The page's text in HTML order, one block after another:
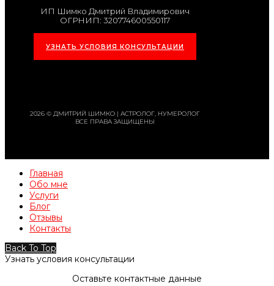
ИП Шимко Дмитрий Владимирович
ОГРНИП: 320774600550117
УЗНАТЬ УСЛОВИЯ КОНСУЛЬТАЦИИ
2026 © ДМИТРИЙ ШИМКО | АСТРОЛОГ, НУМЕРОЛОГ
ВСЕ ПРАВА ЗАЩИЩЕНЫ
Главная
Обо мне
Услуги
Блог
Отзывы
Контакты
Back To Top
Узнать условия консультации
Оставьте контактные данные